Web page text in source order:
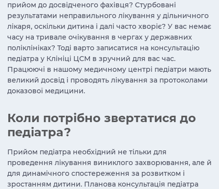
прийом до досвідченого фахівця? Стурбовані
результатами неправильного лікування у дільничного
лікаря, оскільки дитина і далі часто хворіє? У вас немає
часу на тривале очікування в чергах у державних
поліклініках? Тоді варто записатися на консультацію
педіатра у Клініці ЦСМ в зручний для вас час.
Працюючі в нашому медичному центрі педіатри мають
великий досвід і проводять лікування за протоколами
доказової медицини.
Коли потрібно звертатися до
педіатра?
Прийом педіатра необхідний не тільки для
проведення лікування виниклого захворювання, але й
для динамічного спостереження за розвитком і
зростанням дитини. Планова консультація педіатра